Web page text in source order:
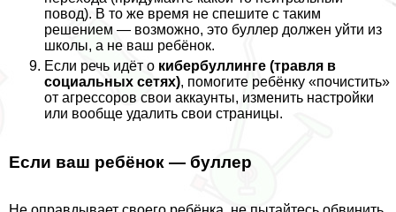
повод). В то же время не спешите с таким
решением — возможно, это буллер должен уйти из
школы, а не ваш ребёнок.
Если речь идёт о кибербуллинге (травля в
социальных сетях), помогите ребёнку «почистить»
от агрессоров свои аккаунты, изменить настройки
или вообще удалить свои страницы.
Если ваш ребёнок — буллер